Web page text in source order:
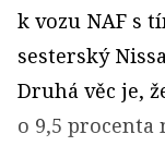
k vozu NAF s
sesterský
Druhá věc je,
o 9,5 procenta